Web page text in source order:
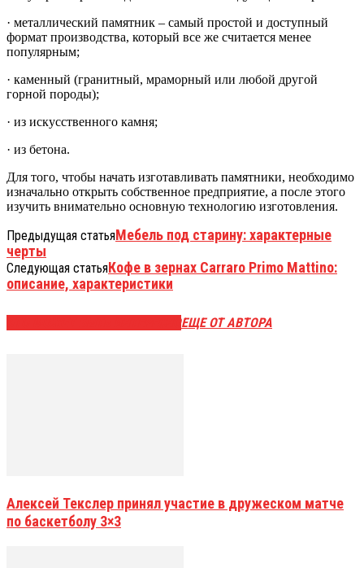
· металлический памятник – самый простой и доступный
формат производства, который все же считается менее
популярным;
· каменный (гранитный, мраморный или любой другой
горной породы);
· из искусственного камня;
· из бетона.
Для того, чтобы начать изготавливать памятники, необходимо
изначально открыть собственное предприятие, а после этого
изучить внимательно основную технологию изготовления.
Предыдущая статьяМебель под старину: характерные
черты
Следующая статьяКофе в зернах Carraro Primo Mattino:
описание, характеристики
ЕЩЕ ОТ АВТОРА
Алексей Текслер принял участие в дружеском матче
по баскетболу 3×3